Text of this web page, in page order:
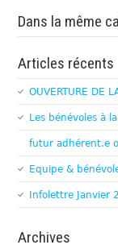
Dans la même
Articles récents
OUVERTURE DE
Les bénévoles à
futur adhérent.e
Equipe &
Infolettre Janvier
Archives